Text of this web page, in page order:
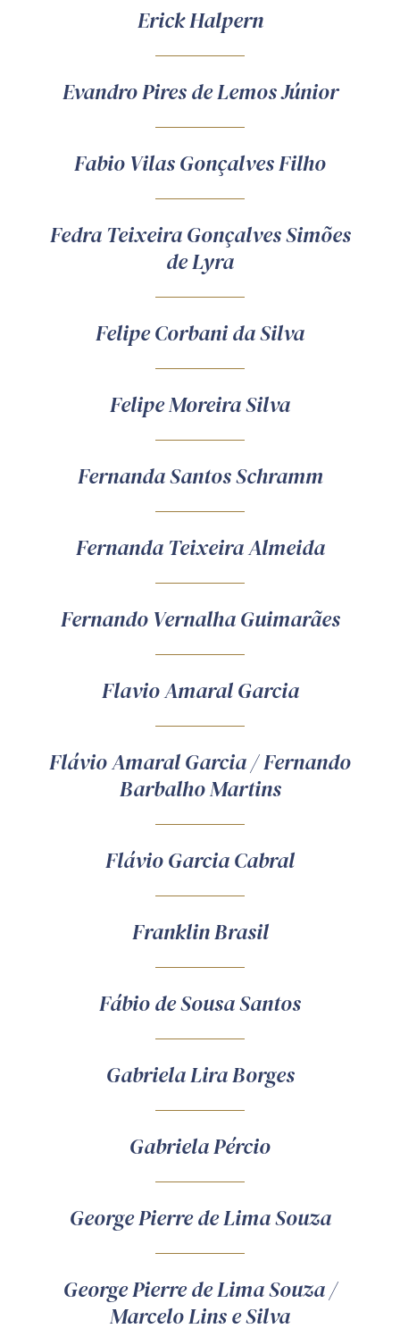
Erick Halpern
Evandro Pires de Lemos Júnior
Fabio Vilas Gonçalves Filho
Fedra Teixeira Gonçalves Simões
de Lyra
Felipe Corbani da Silva
Felipe Moreira Silva
Fernanda Santos Schramm
Fernanda Teixeira Almeida
Fernando Vernalha Guimarães
Flavio Amaral Garcia
Flávio Amaral Garcia / Fernando
Barbalho Martins
Flávio Garcia Cabral
Franklin Brasil
Fábio de Sousa Santos
Gabriela Lira Borges
Gabriela Pércio
George Pierre de Lima Souza
George Pierre de Lima Souza /
Marcelo Lins e Silva